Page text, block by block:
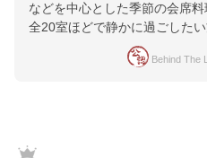
などを中心とした季節の会席料
全20室ほどで静かに過ごしたい
Behind The